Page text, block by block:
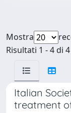
Mostra
Risultati 1 - 4 di
Italian
treatment